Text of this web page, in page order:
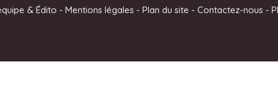
& Édito - Mentions légales- Plan du site - Contactez-nous-